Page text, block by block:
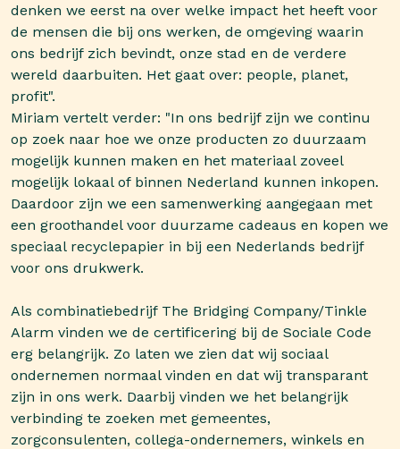
denken we eerst na over welke impact het heeft voor
de mensen die bij ons werken, de omgeving waarin
ons bedrijf zich bevindt, onze stad en de verdere
wereld daarbuiten. Het gaat over: people, planet,
profit".
Miriam vertelt verder: "In ons bedrijf zijn we continu
op zoek naar hoe we onze producten zo duurzaam
mogelijk kunnen maken en het materiaal zoveel
mogelijk lokaal of binnen Nederland kunnen inkopen.
Daardoor zijn we een samenwerking aangegaan met
een groothandel voor duurzame cadeaus en kopen we
speciaal recyclepapier in bij een Nederlands bedrijf
voor ons drukwerk.
Als combinatiebedrijf The Bridging Company/Tinkle
Alarm vinden we de certificering bij de Sociale Code
erg belangrijk. Zo laten we zien dat wij sociaal
ondernemen normaal vinden en dat wij transparant
zijn in ons werk. Daarbij vinden we het belangrijk
verbinding te zoeken met gemeentes,
zorgconsulenten, collega-ondernemers, winkels en